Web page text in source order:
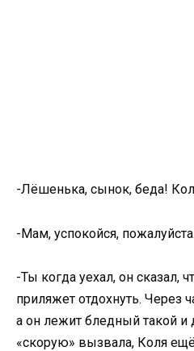
-Лёшенька, сынок, беда!
-Мам, успокойся,
-Ты когда уехал, он сказал,
приляжет отдохнуть. Через
а он лежит бледный такой
«скорую» вызвала, Коля